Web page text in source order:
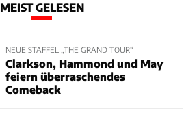
MEIST GELESEN
NEUE STAFFEL „THE GRAND TOUR“
Clarkson, Hammond und May
feiern überraschendes
Comeback